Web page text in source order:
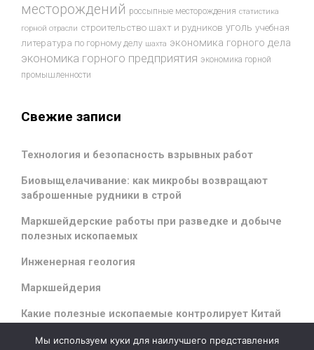
месторождений россыпные месторождения статистика
горной отрасли строительство шахт и рудников уголь учебная
литература по горному делу шахта экономика горного дела
экономика горного предприятия экономика горной
промышленности
Свежие записи
Технология и безопасность взрывных работ
Биовыщелачивание: как микробы возвращают
заброшенные рудники в строй
Маркшейдерские работы при разведке и добыче
полезных ископаемых
Инженерная геология
Маркшейдерия
Какие полезные ископаемые контролирует Китай
Мы используем куки для наилучшего представления